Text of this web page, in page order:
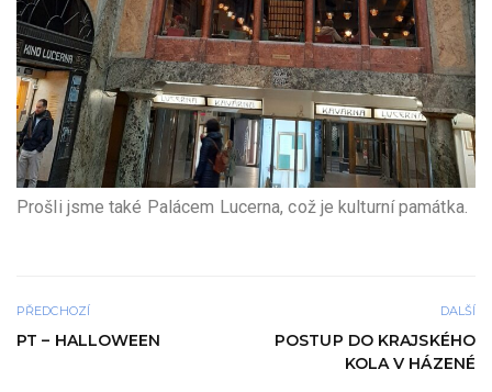
Prošli jsme také Palácem Lucerna, což je kulturní památka.
PŘEDCHOZÍ
PT – HALLOWEEN
DALŠÍ
POSTUP DO KRAJSKÉHO
KOLA V HÁZENÉ